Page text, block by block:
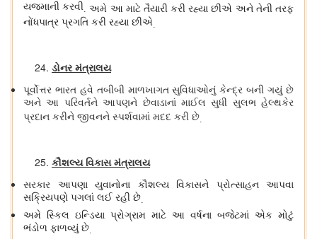
યજમાની કરવી.અમે આ માટે તૈયારી કરી રહ્યા છીએ અને તેની તરફ
નોંધપાત્ર પ્રગતિ કરી રહ્યા છીએ.
ડોનર મંત્રાલય
પૂર્વોત્તર ભારત હવે તબીબી માળખાગત સુવિધાઓનું કેન્દ્ર બની ગયું છે
અને આ પરિવર્તને આપણને છેવાડાનાં માઈલ સુધી સુલભ હેલ્થકેર
પ્રદાન કરીને જીવનને સ્પર્શવામાં મદદ કરી છે.
કૌશલ્ય વિકાસ મંત્રાલય
સરકાર આપણા યુવાનોના કૌશલ્ય વિકાસને પ્રોત્સાહન આપવા
સક્રિયપણે પગલાં લઈ રહી છે.
અમે સ્કિલ ઇન્ડિયા પ્રોગ્રામ માટે આ વર્ષના બજેટમાં એક મોટું
ભંડોળ ફાળવ્યું છે.